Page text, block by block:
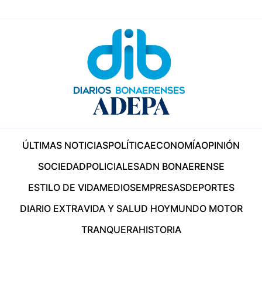
ÚLTIMAS NOTICIASPOLÍTICAECONOMÍAOPINIÓN
SOCIEDADPOLICIALESADN BONAERENSE
ESTILO DE VIDAMEDIOSEMPRESASDEPORTES
DIARIO EXTRAVIDA Y SALUD HOYMUNDO MOTOR
TRANQUERAHISTORIA